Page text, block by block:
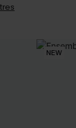
NEW